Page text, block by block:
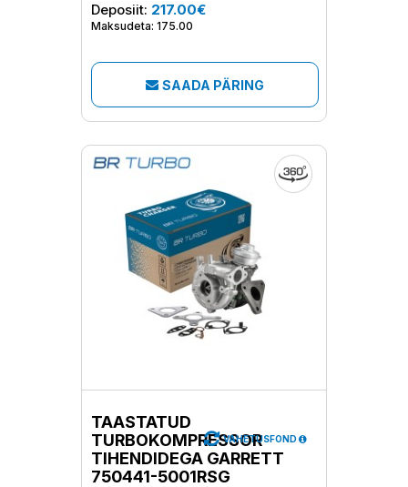
Deposiit: 217.00€
Maksudeta: 175.00
SAADA PÄRING
TAASTATUD
TURBOKOMPRESSOR
TIHENDIDEGA GARRETT
750441-5001RSG
VAHETUSFOND